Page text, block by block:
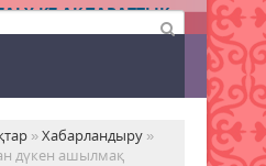
АҚПАРАТТЫҚ
АГЕНТТІГІ
»Хабарландыру »
дүкен ашылмақ